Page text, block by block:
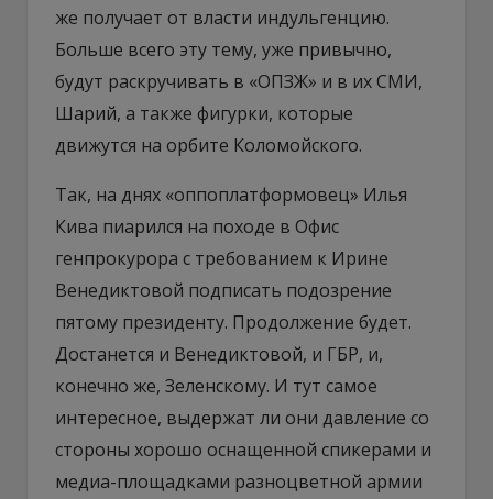
же получает от власти индульгенцию.
Больше всего эту тему, уже привычно,
будут раскручивать в «ОПЗЖ» и в их СМИ,
Шарий, а также фигурки, которые
движутся на орбите Коломойского.
Так, на днях «оппоплатформовец» Илья
Кива пиарился на походе в Офис
генпрокурора с требованием к Ирине
Венедиктовой подписать подозрение
пятому президенту. Продолжение будет.
Достанется и Венедиктовой, и ГБР, и,
конечно же, Зеленскому. И тут самое
интересное, выдержат ли они давление со
стороны хорошо оснащенной спикерами и
медиа-площадками разноцветной армии